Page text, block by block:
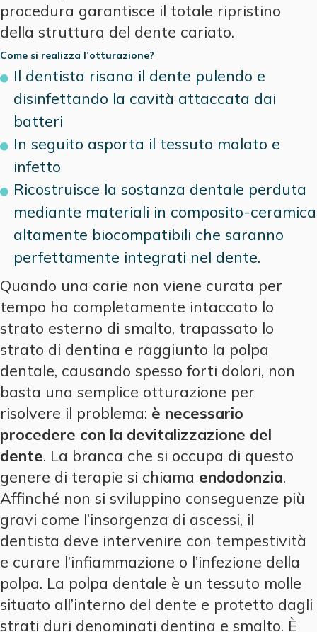
procedura garantisce il totale ripristino
della struttura del dente cariato.
Come si realizza l’otturazione?
Il dentista risana il dente pulendo e
disinfettando la cavità attaccata dai
batteri
In seguito asporta il tessuto malato e
infetto
Ricostruisce la sostanza dentale perduta
mediante materiali in composito-ceramica
altamente biocompatibili che saranno
perfettamente integrati nel dente.
Quando una carie non viene curata per
tempo ha completamente intaccato lo
strato esterno di smalto, trapassato lo
strato di dentina e raggiunto la polpa
dentale, causando spesso forti dolori, non
basta una semplice otturazione per
risolvere il problema: è necessario
procedere con la devitalizzazione del
dente. La branca che si occupa di questo
genere di terapie si chiama endodonzia.
Affinché non si sviluppino conseguenze più
gravi come l’insorgenza di ascessi, il
dentista deve intervenire con tempestività
e curare l’infiammazione o l’infezione della
polpa. La polpa dentale è un tessuto molle
situato all’interno del dente e protetto dagli
strati duri denominati dentina e smalto. È